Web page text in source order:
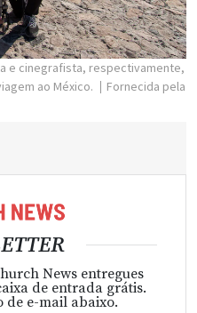
e cinegrafista, respectivamente,
ao México.
Fornecida pela
News entregues
de entrada grátis.
de e-mail abaixo.